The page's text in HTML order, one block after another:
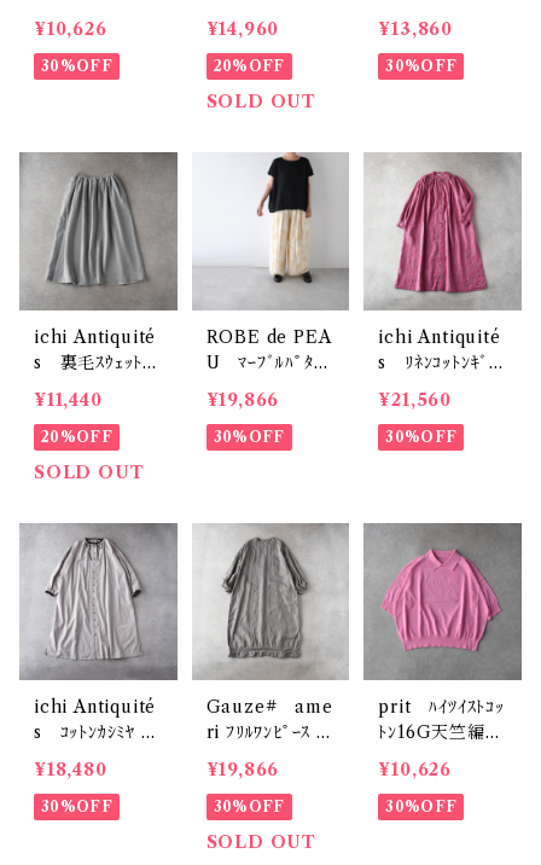
ｼｬﾂ (ﾊﾟｰﾌﾟﾙ)
P81635
¥10,626
30%OFF
ﾌﾟﾙｵｰﾊﾞｰ (ﾌﾞﾗｯ
ｸ) G1175
¥14,960
20%OFF
SOLD OUT
ﾄ (ﾎﾜｲﾄ) NSL
26093
¥13,860
30%OFF
ichi Antiquité
s 裏毛ｽｳｪｯﾄﾏｷ
ｼｽｶｰﾄ (ｸﾞﾚｰ)
1101152
¥11,440
20%OFF
SOLD OUT
ROBE de PEA
U ﾏｰﾌﾞﾙﾊﾟﾀｰﾝ
ﾜｲﾄﾞﾊﾟﾝﾂ (ｽｷﾝﾏ
ｰﾌﾞﾙ(ｲｴﾛｰ系) )
R303
¥19,866
30%OFF
ichi Antiquité
s ﾘﾈﾝｺｯﾄﾝｷﾞﾝ
ｶﾞﾑｼｬﾂﾜﾝﾋﾟｰｽ
(ﾋﾟﾝｸ×ｸﾞﾚｰ) 1
100905
¥21,560
30%OFF
ichi Antiquité
s ｺｯﾄﾝｶｼﾐﾔ ﾊﾞ
ｲｶﾗｰﾜﾝﾋﾟｰｽ (ﾅﾁ
ｭﾗﾙ) 1100613
¥18,480
30%OFF
Gauze# ame
ri ﾌﾘﾙﾜﾝﾋﾟｰｽ (ﾌ
ｪｰﾄﾞｸﾞﾚｰ) G1
163
¥19,866
30%OFF
SOLD OUT
prit ﾊｲﾂｲｽﾄｺｯ
ﾄﾝ16G天竺編み
襟付き5分袖ﾜｲ
ﾄﾞﾌﾟﾙｵｰﾊﾞｰ (ﾋﾟ
ﾝｸ) P916108
¥10,626
30%OFF